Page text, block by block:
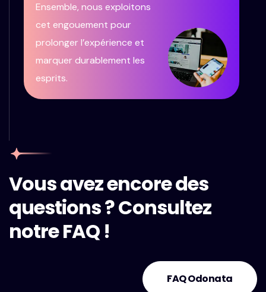
Ensemble, nous exploitons
cet engouement pour
prolonger l’expérience et
marquer durablement les
esprits.
Vous avez encore des
questions ? Consultez
notre FAQ !
FAQ Odonata